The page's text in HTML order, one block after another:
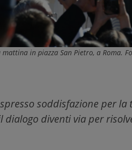
in piazza San Pietro, a Roma.
soddisfazione per
dialogo diventi via per